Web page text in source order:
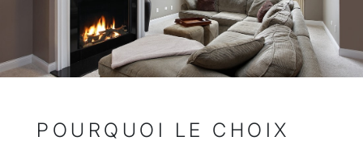
POURQUOI LE CHOIX